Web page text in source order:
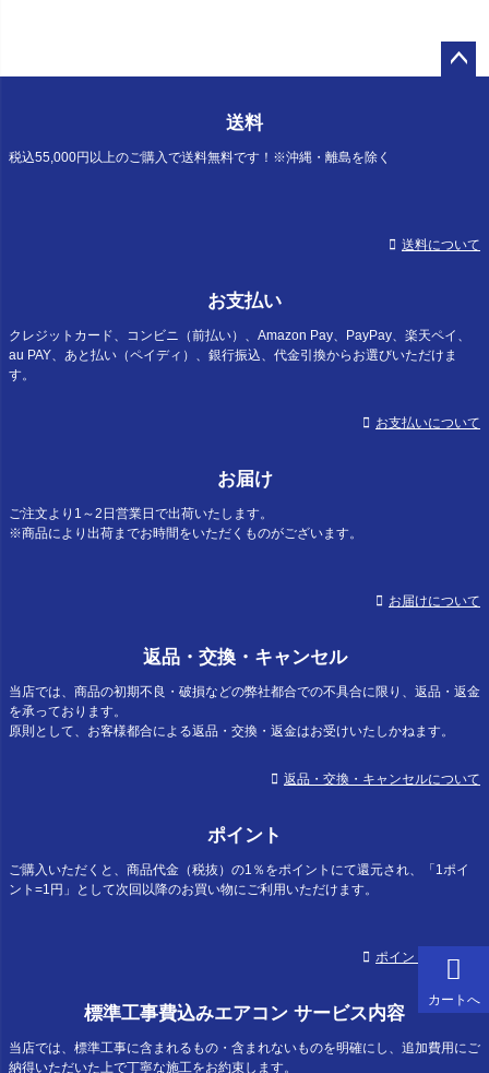
カートへ
送料
税込55,000円以上のご購入で送料無料です！※沖縄・離島を除く
送料について
お支払い
クレジットカード、コンビニ（前払い）、Amazon Pay、PayPay、楽天ペイ、
au PAY、あと払い（ペイディ）、銀行振込、代金引換からお選びいただけま
す。
お支払いについて
お届け
ご注文より1～2日営業日で出荷いたします。
※商品により出荷までお時間をいただくものがございます。
お届けについて
返品・交換・キャンセル
当店では、商品の初期不良・破損などの弊社都合での不具合に限り、返品・返金
を承っております。
原則として、お客様都合による返品・交換・返金はお受けいたしかねます。
返品・交換・キャンセルについて
ポイント
ご購入いただくと、商品代金（税抜）の1％をポイントにて還元され、「1ポイ
ント=1円」として次回以降のお買い物にご利用いただけます。
ポイントについて
標準工事費込みエアコン サービス内容
当店では、標準工事に含まれるもの・含まれないものを明確にし、追加費用にご
納得いただいた上で丁寧な施工をお約束します。